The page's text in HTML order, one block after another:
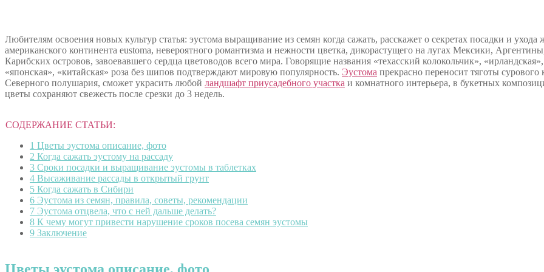
Любителям освоения новых культур статья: эустома выращивание из семян когда сажать, расскажет о секретах посадки и ухода
американского континента eustoma, невероятного романтизма и нежности цветка, дикорастущего на лугах Мексики,
Карибских островов, завоевавшего сердца цветоводов всего мира. Говорящие названия «техасский колокольчик», «ирландская»,
«японская», «китайская» роза без шипов подтверждают мировую популярность. Эустома прекрасно переносит тяготы сурового
Северного полушария, сможет украсить любой ландшафт приусадебного участка и комнатного интерьера, в букетных
цветы сохраняют свежесть после срезки до 3 недель.
СОДЕРЖАНИЕ СТАТЬИ:
1 Цветы эустома описание, фото
2 Когда сажать эустому на рассаду
3 Сроки посадки и выращивание эустомы в таблетках
4 Высаживание рассады в открытый грунт
5 Когда сажать в Сибири
6 Эустома из семян, правила, советы, рекомендации
7 Эустома отцвела, что с ней дальше делать?
8 К чему могут привести нарушение сроков посева семян эустомы
9 Заключение
Цветы эустома описание, фото